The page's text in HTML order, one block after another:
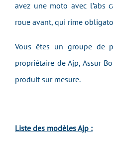
avez une moto avec
roue avant, qui rime
Vous êtes un groupe de
propriétaire de Ajp, Assur
produit sur mesure.
Liste des modèles Ajp :